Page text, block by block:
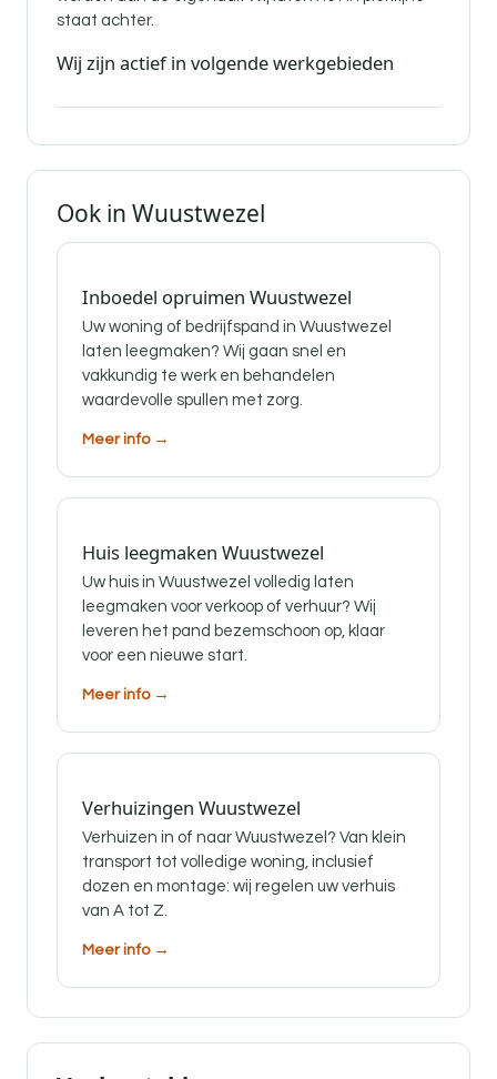
staat achter.
Wij zijn actief in volgende werkgebieden
Ook in Wuustwezel
Inboedel opruimen Wuustwezel
Uw woning of bedrijfspand in Wuustwezel
laten leegmaken? Wij gaan snel en
vakkundig te werk en behandelen
waardevolle spullen met zorg.
Meer info →
Huis leegmaken Wuustwezel
Uw huis in Wuustwezel volledig laten
leegmaken voor verkoop of verhuur? Wij
leveren het pand bezemschoon op, klaar
voor een nieuwe start.
Meer info →
Verhuizingen Wuustwezel
Verhuizen in of naar Wuustwezel? Van klein
transport tot volledige woning, inclusief
dozen en montage: wij regelen uw verhuis
van A tot Z.
Meer info →